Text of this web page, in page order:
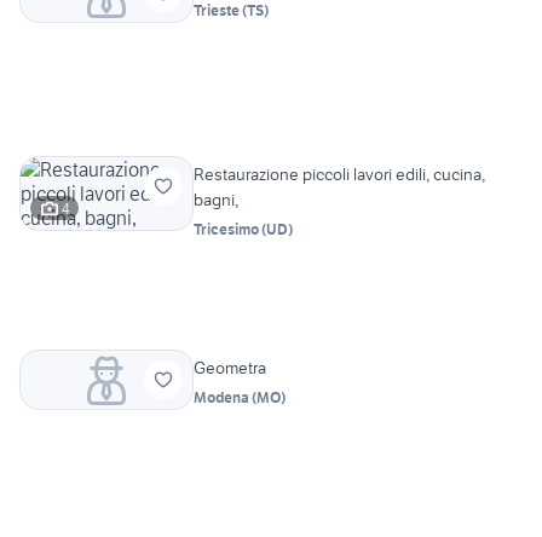
Trieste(TS)
4
Restaurazione piccoli lavori edili, cucina,
bagni,
Tricesimo(UD)
Geometra
Modena (MO)